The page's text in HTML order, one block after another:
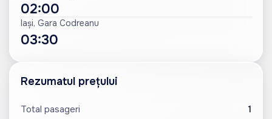
02:00
Iași, Gara Codreanu
03:30
Rezumatul prețului
Total pasageri
1